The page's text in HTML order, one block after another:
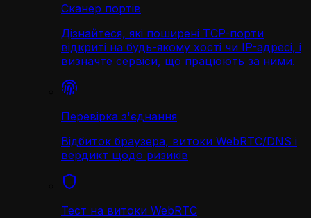
Сканер портів
Дізнайтеся, які поширені TCP-порти
відкриті на будь-якому хості чи IP-адресі, і
визначте сервіси, що працюють за ними.
Перевірка з'єднання
Відбиток браузера, витоки WebRTC/DNS і
вердикт щодо ризиків
Тест на витоки WebRTC